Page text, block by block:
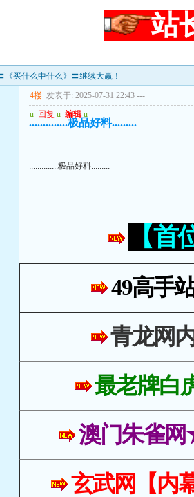
站
《买什么中什么》〓继续大赢！
4楼 发表于: 2025-07-31 22:43 ---
u 回复 u 编辑 u
..............极品好料.........
..............极品好料.........
【
49高手
青龙网
最老牌白
澳门朱雀
玄武网【内